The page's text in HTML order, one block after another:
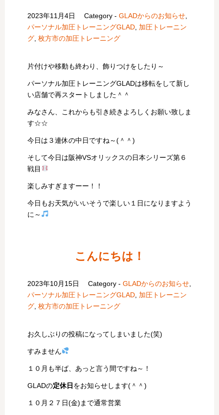
2023年11月4日 Category -GLADからのお知らせ,
パーソナル加圧トレーニングGLAD, 加圧トレーニン
グ, 枚方市の加圧トレーニング
片付けや移動も終わり、飾りつけをしたり～
パーソナル加圧トレーニングGLADは移転をして新し
い店舗で再スタートしました＾＾
みなさん、これからも引き続きよろしくお願い致しま
す☆☆
今日は３連休の中日ですね～(＾＾)
そして今日は阪神VSオリックスの日本シリーズ第６
戦目
楽しみすぎますーー！！
今日もお天気がいいそうで楽しい１日になりますよう
に～
こんにちは！
2023年10月15日 Category -GLADからのお知らせ
パーソナル加圧トレーニングGLAD 加圧トレーニン
グ 枚方市の加圧トレーニング
お久しぶりの投稿になってしまいました(笑)
すみません
１０月も半ば、あっと言う間ですね～！
GLADの定休日をお知らせします(＾＾)
１０月２７日(金)まで通常営業